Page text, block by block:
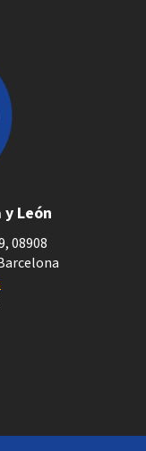
León
08908